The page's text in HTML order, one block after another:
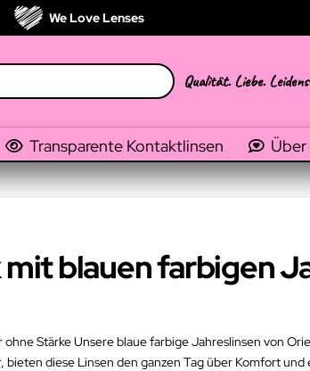
We Love Lenses
Qualität. Liebe.
Transparente Kontaktlinsen Über
blauen farbigen
Stärke Unsere blaue farbige Jahreslinsen von
diese Linsen den ganzen Tag über Komfort